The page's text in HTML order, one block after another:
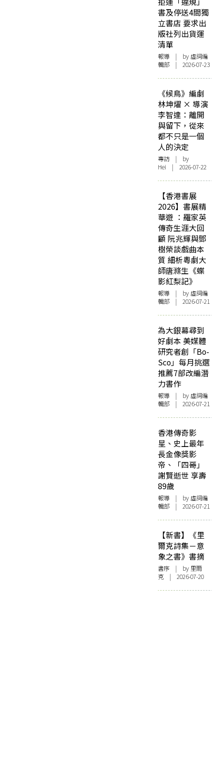
書及停送4間獨
立書店 要求出
版社列出貨運
清單
報導 | by 虛詞編
輯部 | 2026-07-23
《候鳥》編劇
林坤燿 × 導演
李智達：離開
與留下，從來
都不只是一個
人的決定
專訪 | by
Hei | 2026-07-22
【香港書展
2026】書展精
華遊 ：羅家英
傳奇生涯大回
顧 阮兆輝與鄧
樹榮談戲曲本
質 細析粵劇大
師唐滌生《蝶
影紅梨記》
報導 | by 虛詞編
輯部 | 2026-07-21
為大銀幕尋到
好劇本 美媒體
研究者創「Bo-
Sco」每月挑選
推薦7部改編潛
力書作
報導 | by 虛詞編
輯部 | 2026-07-21
香港傳奇影
星、史上最年
長金像獎影
帝、「四哥」
謝賢逝世 享壽
89歲
報導 | by 虛詞編
輯部 | 2026-07-21
【新書】《里
爾克詩集－意
象之書》書摘
書序 | by 里爾
克 | 2026-07-20